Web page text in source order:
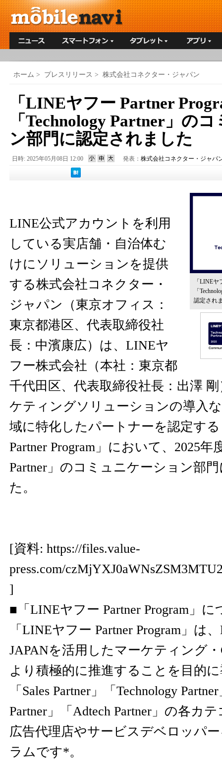
ホーム > プレスリリース > 株式会社コネクター・ジャパン
「LINEヤフー Partner
「Technology Partner」の
ン部門に認定されました
日時: 2025年05月08日 12:00 発表： 株式会社コネクター・ジャパ
「LINEヤ
「
認定され
LINE公式アカウントを利用
している実店舗・自治体む
けにソリューションを提供
する株式会社コネクター・
ジャパン（東京オフィス：
東京都港区、代表取締役社
長：中濱康広）は、LINEヤ
フー株式会社（本社：東京都
千代田区、代表取締役社長：出澤
ケティングソリューションの導入
域に特化したパートナーを認定す
Partner Program」において、2025年
Partner」のコミュニケーション部
た。
[資料: https://files.value-
press.com/
]
■「LINEヤフー Partner Program」に
「LINEヤフー Partner Program」は
JAPANを活用したマーケティング
より積極的に推進することを目的
「Sales Partner」「Technology
Partner」「Adtech Partner」の各カ
広告代理店やサービスデベロッパ
ラムです*。